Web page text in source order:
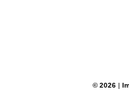
© 2026 |